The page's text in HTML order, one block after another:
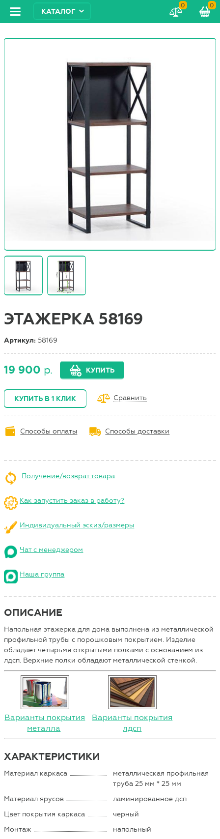
КАТАЛОГ
0 0
ЭТАЖЕРКА 58169
Артикул: 58169
19 900 р. КУПИТЬ
КУПИТЬ В 1 КЛИК Сравнить
Способы оплаты Способы доставки
Получение/возврат товара
Как запустить заказ в работу?
Индивидуальный эскиз/размеры
Чат с менеджером
Наша группа
ОПИСАНИЕ
Напольная этажерка для дома выполнена из металлической
профильной трубы с порошковым покрытием. Изделие
обладает четырьмя открытыми полками с основанием из
лдсп. Верхние полки обладают металлической стенкой.
Варианты покрытия
металла
Варианты покрытия
лдсп
ХАРАКТЕРИСТИКИ
Материал каркаса
металлическая профильная
труба 25 мм * 25 мм
Материал ярусов
ламинированное дсп
Цвет покрытия каркаса
черный
Монтаж
напольный